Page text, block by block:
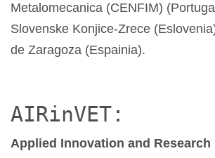
Metalomecanica (CENFIM)
Slovenske Konjice-Zrece
de Zaragoza (Espainia).
AIRinVET:
Applied Innovation and Research